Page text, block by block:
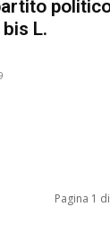
politico
L.
Pagina 1 di 2